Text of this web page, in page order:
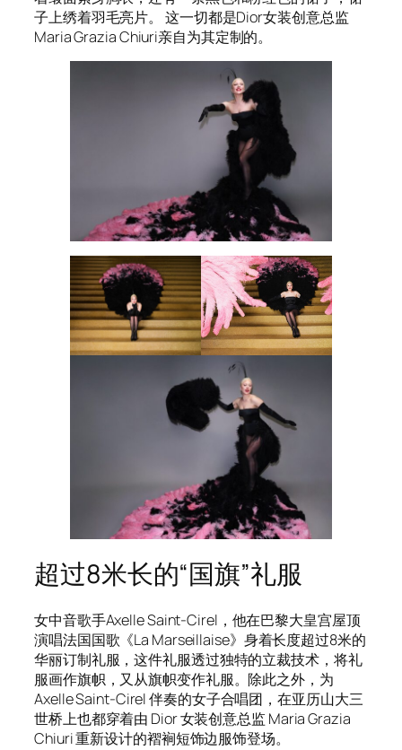
子上绣着羽毛亮片。 这一切都是Dior女装创意总监
Maria Grazia Chiuri亲自为其定制的。
超过8米长的“国旗”礼服
女中音歌手Axelle Saint-Cirel，他在巴黎大皇宫屋顶
演唱法国国歌《La Marseillaise》身着长度超过8米的
华丽订制礼服，这件礼服透过独特的立裁技术，将礼
服画作旗帜，又从旗帜变作礼服。除此之外，为
Axelle Saint-Cirel 伴奏的女子合唱团，在亚历山大三
世桥上也都穿着由 Dior 女装创意总监 Maria Grazia
Chiuri 重新设计的褶裥短饰边服饰登场。